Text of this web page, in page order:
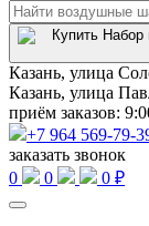
Казань, улица
Казань, улица
приём заказов:
+7 964 569-79-
заказать звонок
0
0 0 ₽